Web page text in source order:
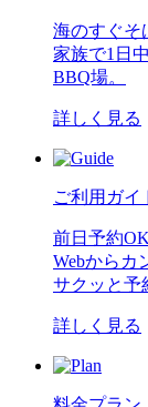
海のすぐそ
家族で1日
BBQ場。
詳しく見る
ご利用ガイ
前日予約
Webからカ
サクッと予
詳しく見る